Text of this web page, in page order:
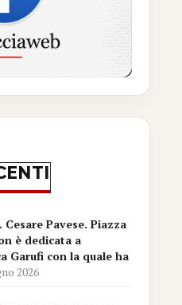
Pavese. Piazza
è dedicata a
Garufi con la quale ha
2026